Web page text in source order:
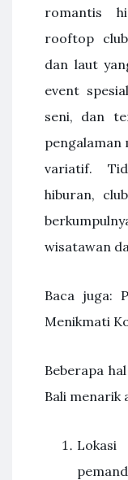
romantis
rooftop
dan laut
event
seni, dan
pengalaman
variatif.
hiburan,
wisatawan
Baca juga:
Menikmati
Beberapa
Bali menarik